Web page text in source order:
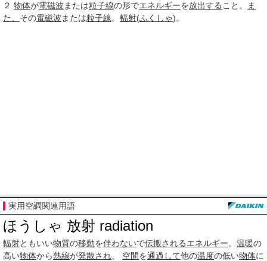
２ 物体が電磁波 または粒子線の形でエネルギーを放出する こと。
ま
た、 その電磁波 または粒子線。 輻射(ふくしゃ)。
実用空調関連用語
ほうしゃ 放射 radiation
輻射ともいい物質の移動を伴わないで伝搬されるエネルギー。 温暖の
高い物体から熱線が発散され 空間を通過して他の温度の低い物体に